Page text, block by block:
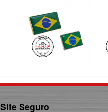
Site Seguro